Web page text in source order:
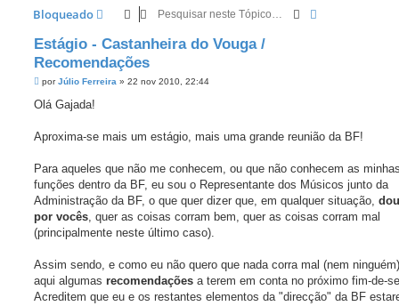
Bloqueado Pesquisar
Estágio - Castanheira do Vouga /
Recomendações
M
n
g
e
porJúlio Ferreira » 22 nov 2010, 22:44
Olá Gajada!
Aproxima-se mais um estágio, mais uma grande reunião da BF!
Para aqueles que não me conhecem, ou que não conhecem as
funções dentro da BF, eu sou o Representante dos Músicos junto da
Administração da BF, o que quer dizer que, em qualquer situação,
por vocês, quer as coisas corram bem, quer as coisas corram mal
(principalmente neste último caso).
Assim sendo, e como eu não quero que nada corra mal (nem
aqui algumas recomendações a terem em conta no próximo fim-de-
Acreditem que eu e os restantes elementos da "direcção" da BF